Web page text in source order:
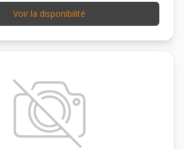
Voir la disponibilité